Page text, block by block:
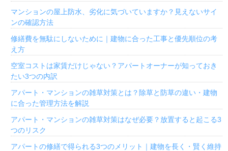
マンションの屋上防水、劣化に気づいていますか？見えないサイ
ンの確認方法
修繕費を無駄にしないために｜建物に合った工事と優先順位の考
え方
空室コストは家賃だけじゃない？アパートオーナーが知っておき
たい3つの内訳
アパート・マンションの雑草対策とは？除草と防草の違い・建物
に合った管理方法を解説
アパート・マンションの雑草対策はなぜ必要？放置すると起こる3
つのリスク
アパートの修繕で得られる3つのメリット｜建物を長く・賢く維持